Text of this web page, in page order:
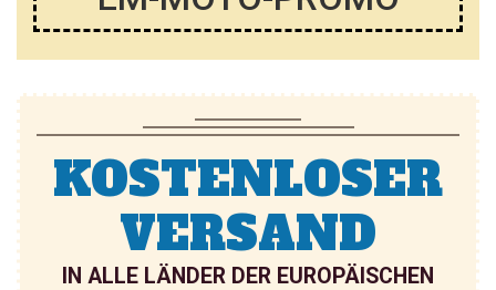
KOSTENLOSER
VERSAND
IN ALLE LÄNDER DER EUROPÄISCHEN